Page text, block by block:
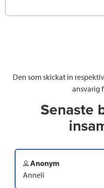
Den som skickat in
ansvarig
Senaste
Anonym
Anneli